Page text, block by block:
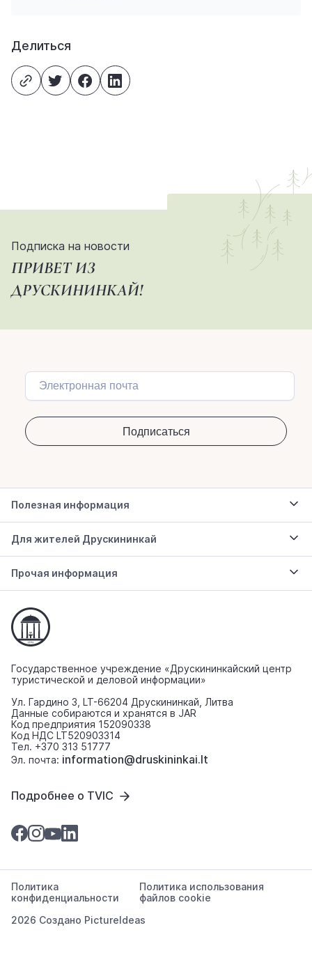
Делиться
Подписка на новости
ПРИВЕТ ИЗ
ДРУСКИНИНКАЙ!
Полезная информация
Для жителей Друскининкай
Прочая информация
Государственное учреждение «Друскининкайский центр
туристической и деловой информации»
Ул. Гардино 3, LT-66204 Друскининкай, Литва
Данные собираются и хранятся в JAR
Код предприятия 152090338
Код НДС LT520903314
Тел. +370 313 51777
Эл. почта: information@druskininkai.lt
Подробнее о TVIC
2026 Создано PictureIdeas
Политика
конфиденциальности
Политика использования
файлов cookie